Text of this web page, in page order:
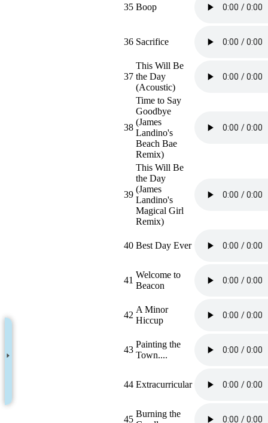
35 Boop
36 Sacrifice
37
This Will Be
the Day
(Acoustic)
38
Time to Say
Goodbye
(James
Landino's
Beach Bae
Remix)
39
This Will Be
the Day
(James
Landino's
Magical Girl
Remix)
40 Best Day Ever
41
Welcome to
Beacon
42
A Minor
Hiccup
43
Painting the
Town....
44 Extracurricular
45
Burning the